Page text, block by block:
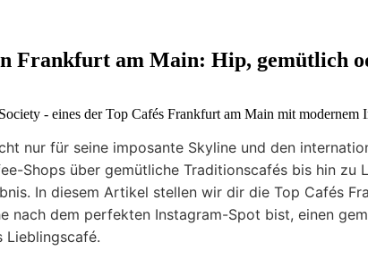
Frankfurt am Main: Hip, gemütlich
nur für seine imposante Skyline und den
Shops über gemütliche Traditionscafés bis hin
In diesem Artikel stellen wir dir die Top Cafés
nach dem perfekten Instagram-Spot bist, einen
Lieblingscafé.